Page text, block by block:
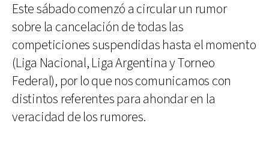
Este sábado comenzó a circular un rumor
sobre la cancelación de todas las
competiciones suspendidas hasta el momento
(Liga Nacional, Liga Argentina y Torneo
Federal), por lo que nos comunicamos con
distintos referentes para ahondar en la
veracidad de los rumores.